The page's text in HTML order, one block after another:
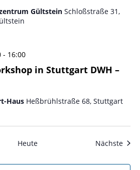
Gültstein Schloßstraße 31,
in Stuttgart DWH –
- 16:00
Haus Heßbrühlstraße 68, Stuttgart
Heute Nächste